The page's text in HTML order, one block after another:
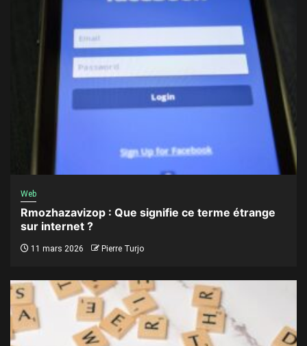
Web
Rmozhazavizop : Que signifie ce terme étrange
sur internet ?
11 mars 2026 Pierre Turjo